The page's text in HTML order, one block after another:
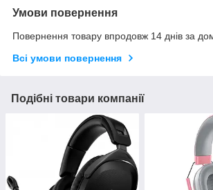
Умови повернення
Повернення товару впродовж 14 днів за
Всі умови повернення
Подібні товари компанії